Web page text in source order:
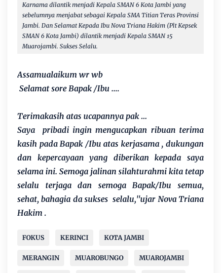
Karnama dilantik menjadi Kepala SMAN 6 Kota Jambi yang
sebelumnya menjabat sebagai Kepala SMA Titian Teras Provinsi
Jambi. Dan Selamat Kepada Ibu Nova Triana Hakim (Plt Kepsek
SMAN 6 Kota Jambi) dilantik menjadi Kepala SMAN 15
Muarojambi. Sukses Selalu.
Assamualaikum wr wb
Selamat sore Bapak /Ibu ....
Terimakasih atas ucapannya pak ...
Saya pribadi ingin mengucapkan ribuan terima
kasih pada Bapak /Ibu atas kerjasama , dukungan
dan kepercayaan yang diberikan kepada saya
selama ini. Semoga jalinan silahturahmi kita tetap
selalu terjaga dan semoga Bapak/Ibu semua,
sehat, bahagia da sukses selalu,"ujar Nova Triana
Hakim .
FOKUS KERINCI KOTA JAMBI
MERANGIN MUAROBUNGO MUAROJAMBI